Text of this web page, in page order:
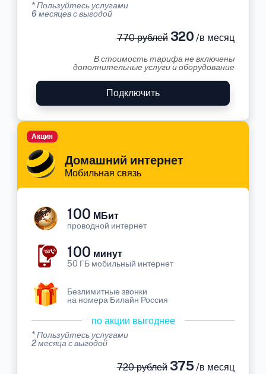
* Пользуйтесь услугами
6 месяцев с выгодой
770 рублей320 /в месяц
В стоимость тарифа не включены
дополнительные услуги и оборудование
Подключить
Домашний интернет
Мобильная связь
Акция
100 МБит
проводной интернет
100 минут
50 ГБ мобильный интернет
Безлимитные звонки
на номера Билайн Россия
по акции выгоднее
* Пользуйтесь услугами
2 месяца с выгодой
720 рублей375 /в месяц